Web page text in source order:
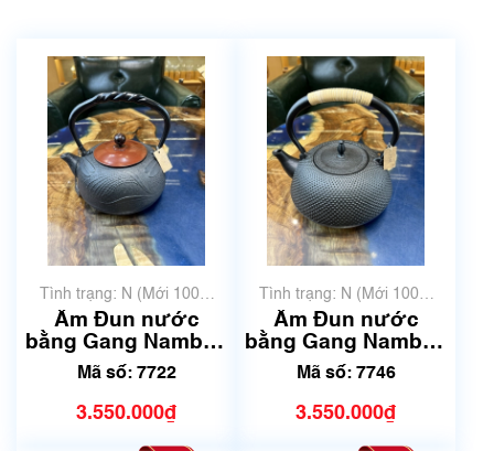
Tình trạng: N (Mới 100%
chưa qua sử dụng)
Ấm Đun nước
bằng Gang Nambu |
Dung tích 1.2L | Mã
Mã số: 7722
3.550.000₫
Tình trạng: N (Mới 100%
chưa qua sử dụng)
Ấm Đun nước
bằng Gang Nambu |
Dung tích 1.6L | Mã
Mã số: 7746
3.550.000₫